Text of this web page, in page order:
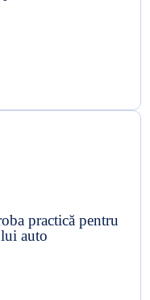
practică pentru
auto